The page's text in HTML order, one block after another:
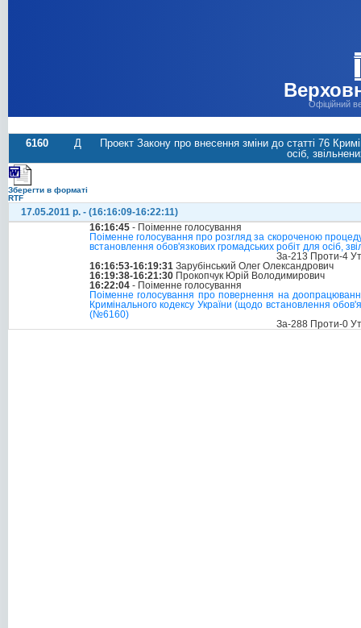
Офіційний
6160 Д
Проект Закону про внесення зміни до статті 76
осіб,
Зберегти в форматі
RTF
17.05.2011 р. - (16:16:09-16:22:11)
16:16:45 - Поіменне голосування
Поіменне голосування про розгляд за скороченою
встановлення обов'язкових громадських робіт для осіб,
За-213 Проти-4
16:16:53-16:19:31 Зарубінський Олег Олександрович
16:19:38-16:21:30 Прокопчук Юрій Володимирович
16:22:04 - Поіменне голосування
Поіменне голосування про повернення на
Кримінального кодексу України (щодо встановлення
(№6160)
За-288 Проти-0